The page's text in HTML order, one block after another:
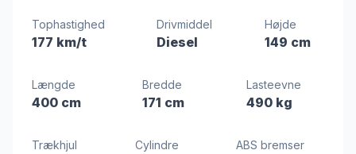
Tophastighed
177 km/t
Drivmiddel
Diesel
Højde
149 cm
Længde
400 cm
Bredde
171 cm
Lasteevne
490 kg
Trækhjul Cylindre ABS bremser